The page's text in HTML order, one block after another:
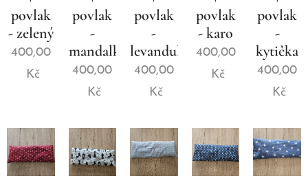
povlak
- zelený
400,00
Kč
povlak
-
mandalky
400,00
Kč
povlak
-
levandule
400,00
Kč
povlak
- karo
400,00
Kč
povlak
-
kytička
400,00
Kč